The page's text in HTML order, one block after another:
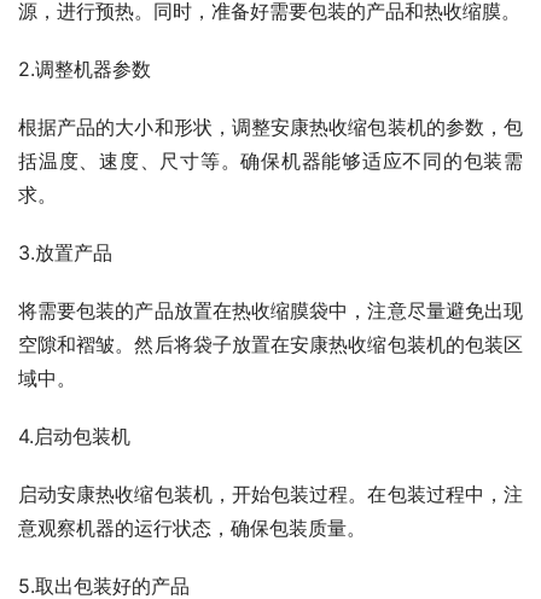
源，进行预热。同时，准备好需要包装的产品和热收缩膜。
2.调整机器参数
根据产品的大小和形状，调整安康热收缩包装机的参数，包
括温度、速度、尺寸等。确保机器能够适应不同的包装需
求。
3.放置产品
将需要包装的产品放置在热收缩膜袋中，注意尽量避免出现
空隙和褶皱。然后将袋子放置在安康热收缩包装机的包装区
域中。
4.启动包装机
启动安康热收缩包装机，开始包装过程。在包装过程中，注
意观察机器的运行状态，确保包装质量。
5.取出包装好的产品